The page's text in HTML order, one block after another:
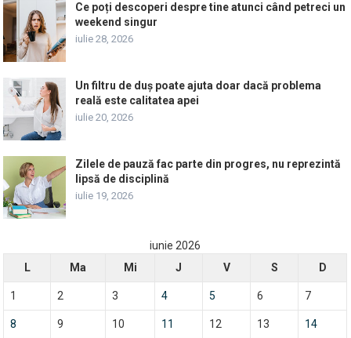
Ce poți descoperi despre tine atunci când petreci un
weekend singur
iulie 28, 2026
Un filtru de duș poate ajuta doar dacă problema
reală este calitatea apei
iulie 20, 2026
Zilele de pauză fac parte din progres, nu reprezintă
lipsă de disciplină
iulie 19, 2026
iunie 2026
L
Ma Mi J V S D
1 2 3 4 5 6 7
8 9 10 11 12 13 14